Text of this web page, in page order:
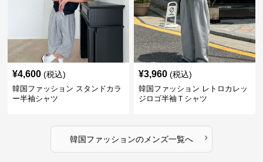
¥4,600 (税込)
韓国ファッション スタンドカラ
ー半袖シャツ
¥3,960 (税込)
韓国ファッション レトロカレッ
ジロゴ半袖Ｔシャツ
韓国ファッションのメンズ一覧へ ›